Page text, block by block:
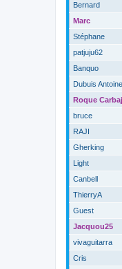
Bernard
Marc
Stéphane
patjuju62
Banquo
Dubuis
Roque
bruce
RAJI
Gherking
Light
Canbell
ThierryA
Guest
Jacquou25
vivaguitarra
Cris